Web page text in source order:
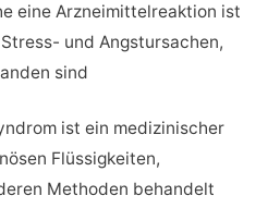
eine Arzneimittelreaktion ist
und Angstursachen,
sind
ist ein medizinischer
Flüssigkeiten,
Methoden behandelt